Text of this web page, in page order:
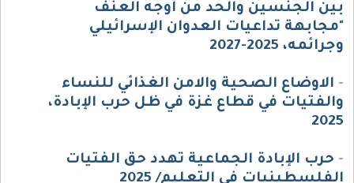
بين الجنسين والحد من أوجه العنف
"مجابهة تداعيات العدوان الإسرائيلي
وجرائمه، 2025-2027
- الاوضاع الصحية والامن الغذائي للنساء
والفتيات في قطاع غزة في ظل حرب الإبادة،
2025
- حرب الإبادة الجماعية تهدد حق الفتيات
الفلسطينيات في التعليم/ 2025